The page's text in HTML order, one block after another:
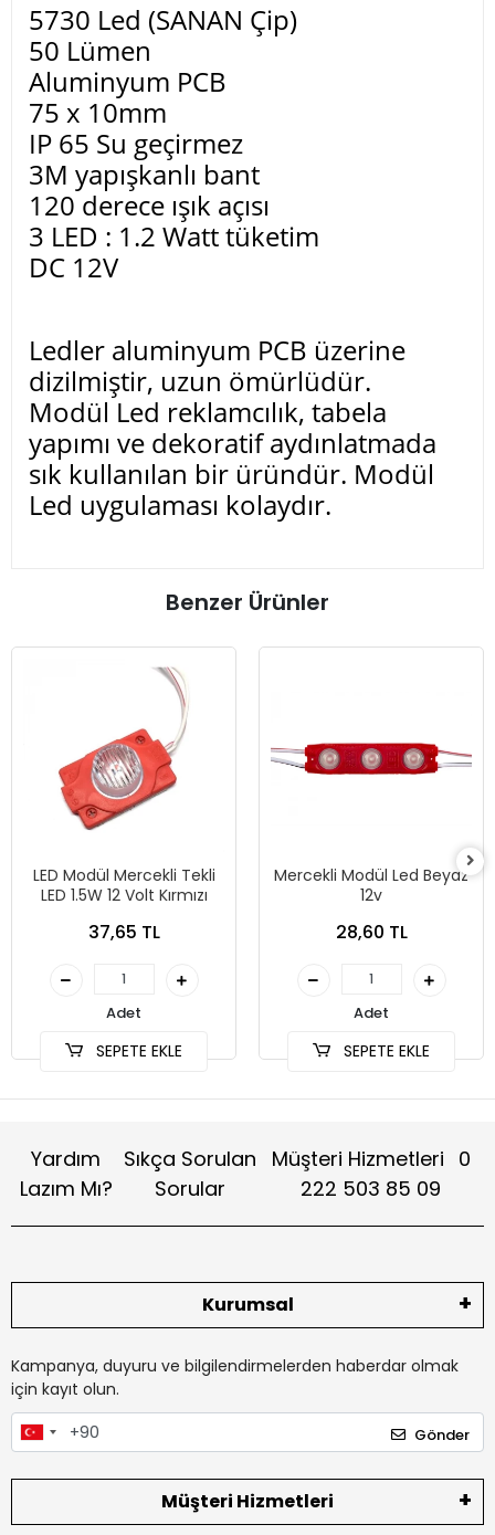
5730 Led (SANAN Çip)
50 Lümen
Aluminyum PCB
75 x 10mm
IP 65 Su geçirmez
3M yapışkanlı bant
120 derece ışık açısı
3 LED : 1.2 Watt tüketim
DC 12V
Ledler aluminyum PCB üzerine
dizilmiştir, uzun ömürlüdür.
Modül Led reklamcılık, tabela
yapımı ve dekoratif aydınlatmada
sık kullanılan bir üründür. Modül
Led uygulaması kolaydır.
Benzer Ürünler
LED Modül Mercekli Tekli
LED 1.5W 12 Volt Kırmızı
37,65 TL
Adet
SEPETE EKLE
Mercekli Modül Led Beyaz
12v
28,60 TL
Adet
SEPETE EKLE
Yardım
Lazım Mı?
Sıkça Sorulan
Sorular
Müşteri Hizmetleri 0
222 503 85 09
Kurumsal
Kampanya, duyuru ve bilgilendirmelerden haberdar olmak
için kayıt olun.
Gönder
Müşteri Hizmetleri